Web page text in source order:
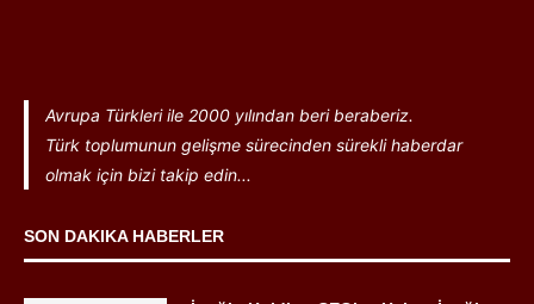
Avrupa Türkleri ile 2000 yılından beri beraberiz.
Türk toplumunun gelişme sürecinden sürekli haberdar
olmak için bizi takip edin...
SON DAKIKA HABERLER